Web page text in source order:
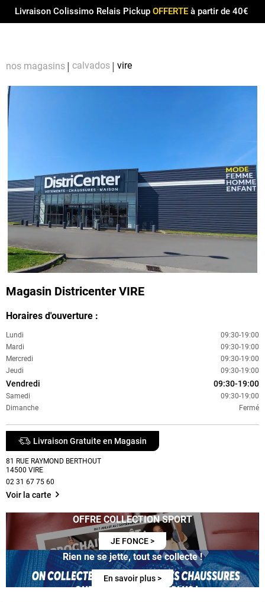
Livraison Colissimo Relais Pickup OFFERTEà partir de 40€
nos magasins calvados vire
Magasin Districenter VIRE
Horaires d'ouverture :
Lundi
09:30-19:00
Mardi
09:30-19:00
Mercredi
09:30-19:00
Jeudi
09:30-19:00
Vendredi 09:30-19:00
Samedi
09:30-19:00
Dimanche
Fermé
Livraison Gratuite en Magasin
81 RUE RAYMOND BERTHOUT
14500 VIRE
02 31 67 75 60
Voir la carte
OFFRE COLLECTION SPORT
JE FONCE >
Rien ne se jette, tout se collecte !
En savoir plus >